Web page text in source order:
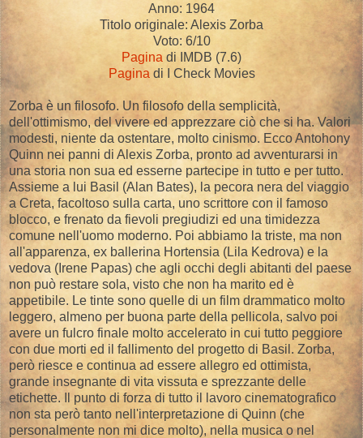
Anno: 1964
Titolo originale: Alexis Zorba
Voto: 6/10
Pagina di IMDB (7.6)
Pagina di I Check Movies
Zorba è un filosofo. Un filosofo della semplicità,
dell'ottimismo, del vivere ed apprezzare ciò che si ha. Valori
modesti, niente da ostentare, molto cinismo. Ecco Antohony
Quinn nei panni di Alexis Zorba, pronto ad avventurarsi in
una storia non sua ed esserne partecipe in tutto e per tutto.
Assieme a lui Basil (Alan Bates), la pecora nera del viaggio
a Creta, facoltoso sulla carta, uno scrittore con il famoso
blocco, e frenato da fievoli pregiudizi ed una timidezza
comune nell'uomo moderno. Poi abbiamo la triste, ma non
all'apparenza, ex ballerina Hortensia (Lila Kedrova) e la
vedova (Irene Papas) che agli occhi degli abitanti del paese
non può restare sola, visto che non ha marito ed è
appetibile. Le tinte sono quelle di un film drammatico molto
leggero, almeno per buona parte della pellicola, salvo poi
avere un fulcro finale molto accelerato in cui tutto peggiore
con due morti ed il fallimento del progetto di Basil. Zorba,
però riesce e continua ad essere allegro ed ottimista,
grande insegnante di vita vissuta e sprezzante delle
etichette. Il punto di forza di tutto il lavoro cinematografico
non sta però tanto nell'interpretazione di Quinn (che
personalmente non mi dice molto), nella musica o nel